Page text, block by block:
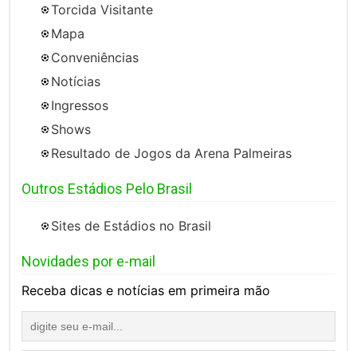
Torcida Visitante
Mapa
Conveniências
Notícias
Ingressos
Shows
Resultado de Jogos da Arena Palmeiras
Outros Estádios Pelo Brasil
Sites de Estádios no Brasil
Novidades por e-mail
Receba dicas e notícias em primeira mão